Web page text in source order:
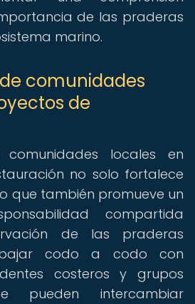
de las praderas
marino.
comunidades
de
locales en
no solo fortalece
que también promueve un
compartida
de las praderas
codo a codo con
costeros y grupos
pueden intercambiar